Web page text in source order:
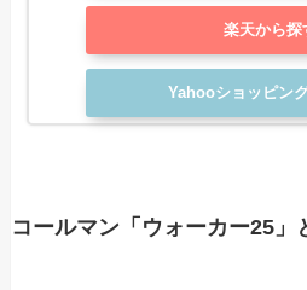
楽天から探
Yahooショッピン
コールマン「ウォーカー25」